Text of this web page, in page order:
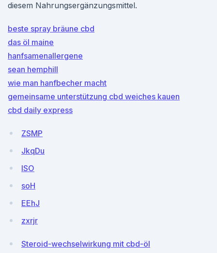
diesem Nahrungsergänzungsmittel.
beste spray bräune cbd
das öl maine
hanfsamenallergene
sean hemphill
wie man hanfbecher macht
gemeinsame unterstützung cbd weiches kauen
cbd daily express
ZSMP
JkqDu
lSO
soH
EEhJ
zxrjr
Steroid-wechselwirkung mit cbd-öl